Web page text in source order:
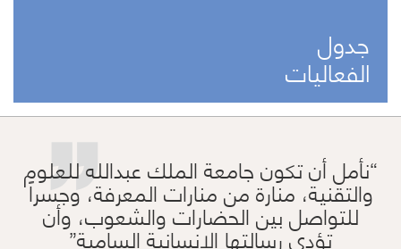
جدول
الفعاليات
نأمل أن تكون جامعة الملك عبدالله للعلوم
والتقنية، منارة من منارات المعرفة، وجسراً
للتواصل بين الحضارات والشعوب، وأن
تؤدي رسالتها الإنسانية السامية